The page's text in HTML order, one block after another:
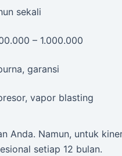
sekali
– 1.000.000
garansi
vapor blasting
Anda. Namun, untuk
setiap 12 bulan.